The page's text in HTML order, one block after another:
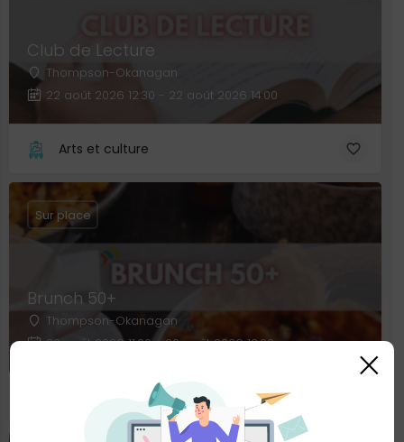
Club de Lecture
Thompson-Okanagan
22 août 2026 12:30 - 22 août 2026 14:00
Arts et culture
Brunch 50+
Thompson-Okanagan
30 août 2026 11:00 - 30 août 2026 13:00
Sur place
×